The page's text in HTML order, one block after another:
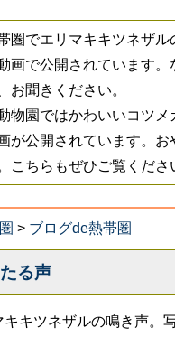
圏でエリマキキツネザル
画で公開されています。
お聞きください。
物園ではかわいいコツメ
が公開されています。お
こちらもぜひご覧くださ
> ブログde熱帯圏
る声
キツネザルの鳴き声。